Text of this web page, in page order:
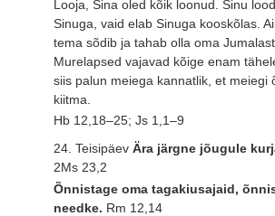
Looja, Sina oled kõik loonud. Sinu
Sinuga, vaid elab Sinuga kooskõlas.
tema sõdib ja tahab olla oma
Murelapsed vajavad kõige enam
siis palun meiega kannatlik, et meiegi
kiitma.
Hb 12,18–25; Js 1,1–9
24. TeisipäevÄra järgne jõugule
2Ms 23,2
Õnnistage oma tagakiusajaid,
needke. Rm 12,14